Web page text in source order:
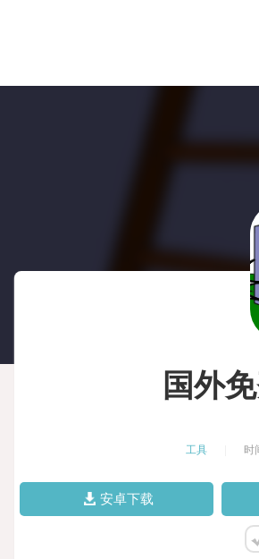
国外
工具 时
安卓下载